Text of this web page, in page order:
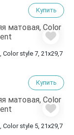
Купить
style 7, 21х29,7
Купить
style 5, 21х29,7